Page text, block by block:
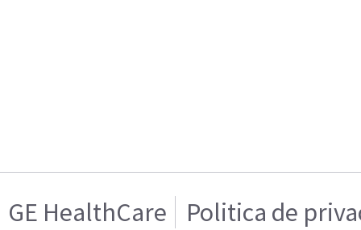
GE HealthCare Politica de